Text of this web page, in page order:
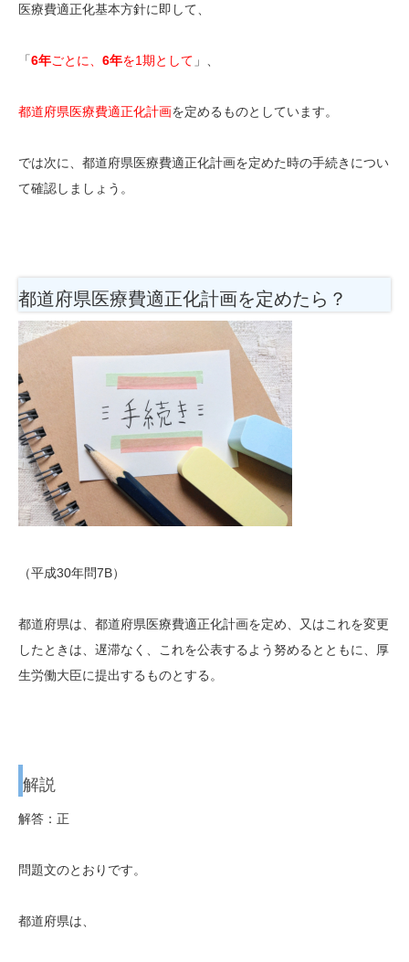
医療費適正化基本方針に即して、
「6年ごとに、 6年を1期として 」、
都道府県医療費適正化計画を定めるものとしています。
では次に、都道府県医療費適正化計画を定めた時の手続きについ
て確認しましょう。
都道府県医療費適正化計画を定めたら？
（平成30年問7B）
都道府県は、都道府県医療費適正化計画を定め、又はこれを変更
したときは、遅滞なく、これを公表するよう努めるとともに、厚
生労働大臣に提出するものとする。
解説
解答：正
問題文のとおりです。
都道府県は、